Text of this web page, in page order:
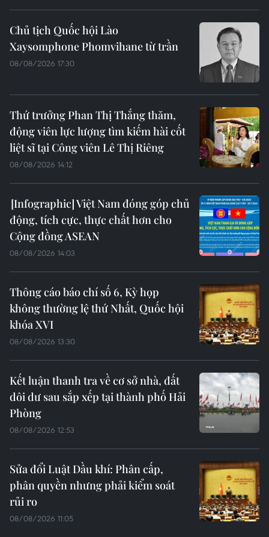
Chủ tịch Quốc hội Lào
Xaysomphone Phomvihane từ trần
08/08/2026 17:30
Thứ trưởng Phan Thị Thắng thăm,
động viên lực lượng tìm kiếm hài cốt
liệt sĩ tại Công viên Lê Thị Riêng
08/08/2026 14:12
Việt Nam đóng góp chủ
động, tích cực, thực chất hơn cho
Cộng đồng ASEAN
08/08/2026 14:03
Thông cáo báo chí số 6, Kỳ họp
không thường lệ thứ Nhất, Quốc hội
khóa XVI
08/08/2026 13:30
Kết luận thanh tra về cơ sở nhà, đất
dôi dư sau sắp xếp tại thành phố Hải
Phòng
08/08/2026 12:53
Sửa đổi Luật Dầu khí: Phân cấp,
phân quyền nhưng phải kiểm soát
rủi ro
08/08/2026 11:05